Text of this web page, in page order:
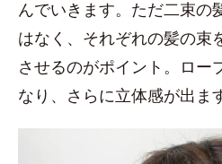
んでいきます。ただ二束の
はなく、それぞれの髪の束
させるのがポイント。ロー
なり、さらに立体感が出ま